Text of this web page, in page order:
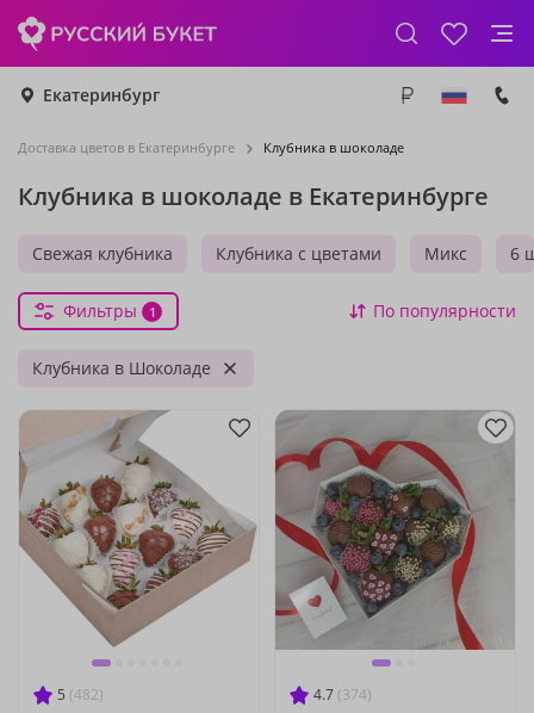
Екатеринбург
Доставка цветов в Екатеринбурге Клубника в шоколаде
Клубника в шоколаде в Екатеринбурге
Свежая клубника Клубника с цветами Микс 6
Фильтры 1 По популярности
Клубника в Шоколаде
5 (482) 4.7 (374)